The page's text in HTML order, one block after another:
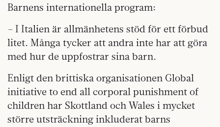
Barnens internationella program:
– I Italien är allmänhetens stöd för ett förbud
litet. Många tycker att andra inte har att göra
med hur de uppfostrar sina barn.
Enligt den brittiska organisationen Global
initiative to end all corporal punishment of
children har Skottland och Wales i mycket
större utsträckning inkluderat barns